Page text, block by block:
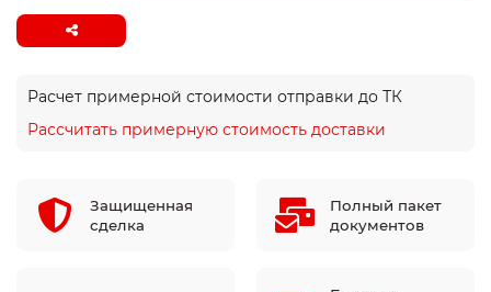
Расчет примерной стоимости отправки до ТК
Рассчитать примерную стоимость доставки
Защищенная
сделка
Полный пакет
документов